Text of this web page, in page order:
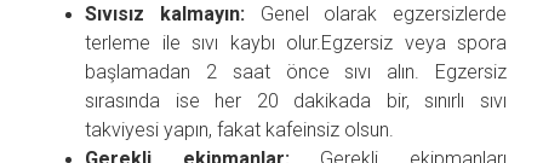
Sıvısız kalmayın: Genel olarak egzersizlerde
terleme ile sıvı kaybı olur.Egzersiz veya spora
başlamadan 2 saat önce sıvı alın. Egzersiz
sırasında ise her 20 dakikada bir, sınırlı sıvı
takviyesi yapın, fakat kafeinsiz olsun.